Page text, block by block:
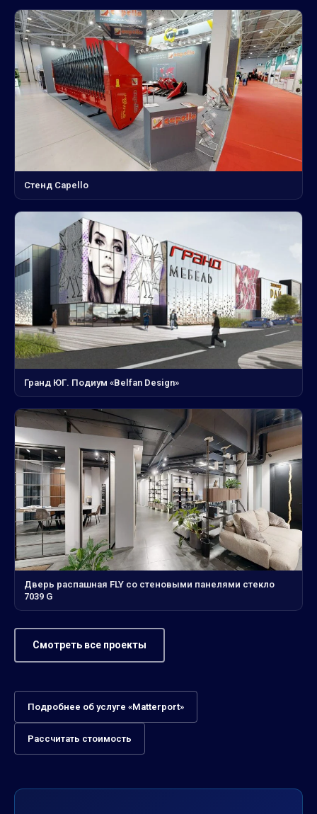
Стенд Capello
Гранд ЮГ. Подиум «Belfan Design»
Дверь распашная FLY со стеновыми панелями стекло
7039 G
Смотреть все проекты
Подробнее об услуге «Matterport»
Рассчитать стоимость